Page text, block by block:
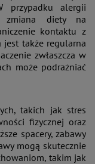
przypadku alergii
zmiana diety na
kontaktu z
jest także regularna
zwłaszcza w
może podrażniać
takich jak stres
fizycznej oraz
spacery, zabawy
mogą skutecznie
takim jak